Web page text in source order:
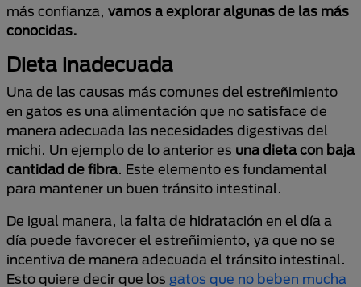
más confianza, vamos a explorar algunas de las más
conocidas.
Dieta inadecuada
Una de las causas más comunes del estreñimiento
en gatos es una alimentación que no satisface de
manera adecuada las necesidades digestivas del
michi. Un ejemplo de lo anterior es una dieta con baja
cantidad de fibra. Este elemento es fundamental
para mantener un buen tránsito intestinal.
De igual manera, la falta de hidratación en el día a
día puede favorecer el estreñimiento, ya que no se
incentiva de manera adecuada el tránsito intestinal.
Esto quiere decir que los gatos que no beben mucha